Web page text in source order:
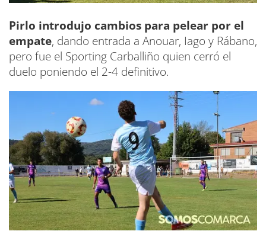
Pirlo introdujo cambios para pelear por el
empate, dando entrada a Anouar, Iago y Rábano,
pero fue el Sporting Carballiño quien cerró el
duelo poniendo el 2-4 definitivo.